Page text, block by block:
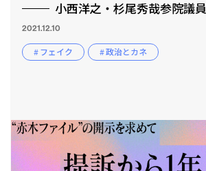
小西洋之・杉尾秀哉参院議員
2021.12.10
# フェイク # 政治とカネ